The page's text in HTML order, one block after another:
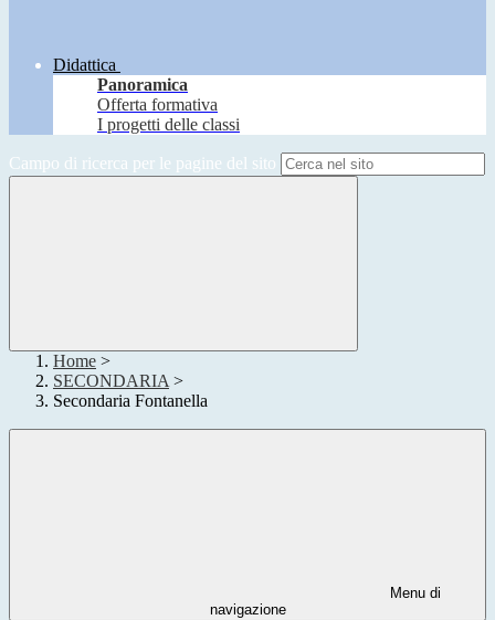
Didattica
Panoramica
Offerta formativa
I progetti delle classi
Campo di ricerca per le pagine del sito
Home >
SECONDARIA >
Secondaria Fontanella
Menu di
navigazione